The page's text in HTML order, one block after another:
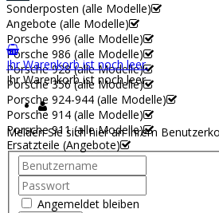
Sonderposten (alle Modelle)
Angebote (alle Modelle)
Porsche 996 (alle Modelle)
Porsche 986 (alle Modelle)
Porsche 928 (alle Modelle)
Porsche 356 (alle Modelle)
Porsche 924-944 (alle Modelle)
Porsche 914 (alle Modelle)
Porsche 911 (alle Modelle)
Ersatzteile (Angebote)
Ihr Warenkorb ist noch leer.
Ihr Warenkorb ist noch leer.
Melden Sie sich hier an Ihrem
Angemeldet bleiben